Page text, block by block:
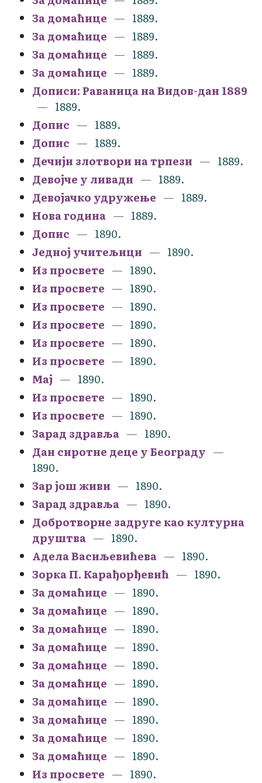
За домаћице
1889.
За домаћице
1889.
За домаћице
1889.
За домаћице
1889.
Дописи: Раваница на Видов-дан 1889
1889.
Допис
1889.
Допис
1889.
Дечији злотвори на трпези
1889.
Девојче у ливади
1889.
Девојачко удружење
1889.
Нова година
1889.
Допис
1890.
Једној учитељици
1890.
Из просвете
1890.
Из просвете
1890.
Из просвете
1890.
Из просвете
1890.
Из просвете
1890.
Из просвете
1890.
Мај
1890.
Из просвете
1890.
Из просвете
1890.
Зарад здравља
1890.
Дан сиротне деце у Београду
1890.
Зар још живи
1890.
Зарад здравља
1890.
Добротворне задруге као културна
друштва
1890.
Адела Васиљевићева
1890.
Зорка П. Карађорђевић
1890.
За домаћице
1890.
За домаћице
1890.
За домаћице
1890.
За домаћице
1890.
За домаћице
1890.
За домаћице
1890.
За домаћице
1890.
За домаћице
1890.
За домаћице
1890.
За домаћице
1890.
Из просвете
1890.